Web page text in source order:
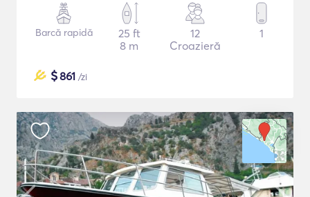
Barcă rapidă
25 ft
8 m
12
Croazieră
1
$861 /zi